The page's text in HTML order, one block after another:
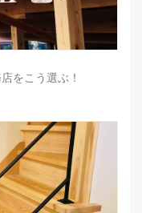
をこう選ぶ！